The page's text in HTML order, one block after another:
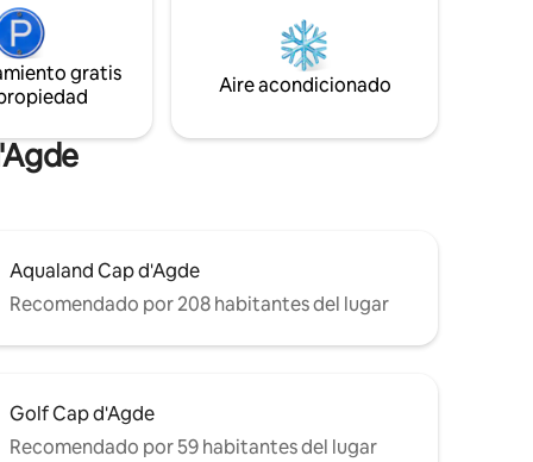
con
Desde la entrada, el encanto es
evidente: espejo, techo brillante, toques
dorados, muebles cuidados y una
hermosa e íntima apertura al exterior.
gratis
Aire acondicionado
Aqualand Cap d'Agde
Recomendado por 208 habitantes del lugar
Golf Cap d'Agde
Recomendado por 59 habitantes del lugar